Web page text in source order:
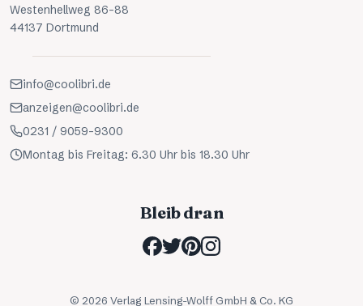
Westenhellweg 86-88
44137 Dortmund
info@coolibri.de
anzeigen@coolibri.de
0231 / 9059-9300
Montag bis Freitag: 6.30 Uhr bis 18.30 Uhr
Bleib dran
© 2026 Verlag Lensing-Wolff GmbH & Co. KG